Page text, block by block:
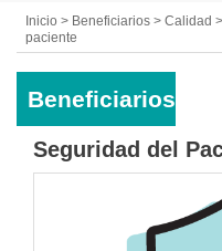
Inicio > Beneficiarios > Calidad >
paciente
Beneficiarios
Seguridad del